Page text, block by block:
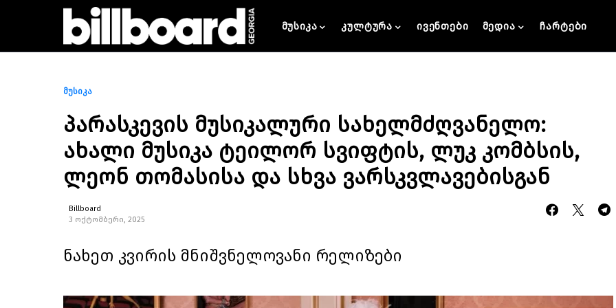
მუსიკა კულტურა ივენთები მედია ჩარტები
მუსიკა
პარასკევის მუსიკალური სახელმძღვანელო:
ახალი მუსიკა ტეილორ სვიფტის, ლუკ კომბსის,
ლეონ თომასისა და სხვა ვარსკვლავებისგან
Billboard
3 ოქტომბერი, 2025
ნახეთ კვირის მნიშვნელოვანი რელიზები